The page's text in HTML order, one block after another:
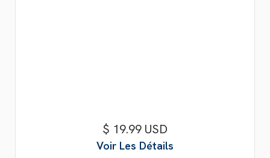
$ 19.99 USD
Voir Les Détails